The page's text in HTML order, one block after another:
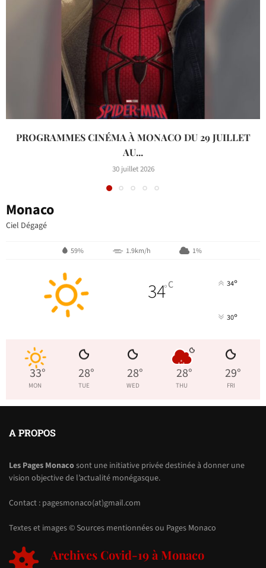
PROGRAMMES CINÉMA À MONACO DU 29 JUILLET
AU...
30 juillet 2026
Monaco
Ciel Dégagé
59% 1.9km/h 1%
34°C 34°
30°
33°
MON
28°
TUE
28°
WED
28°
THU
29°
FRI
A PROPOS
Les Pages Monacosont une initiative privée destinée à donner une
vision objective de l’actualité monégasque.
Contact : pagesmonaco(at)gmail.com
Textes et images © Sources mentionnées ou Pages Monaco
Archives Covid-19 à Monaco